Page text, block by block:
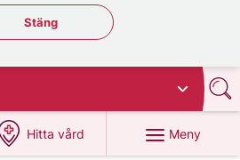
Stäng regionsväljaren
Stäng
Hitta vård
på 1177.se
Meny